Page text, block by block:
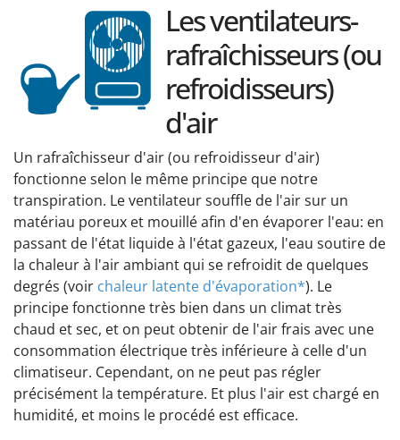
Les ventilateurs-
rafraîchisseurs (ou
refroidisseurs)
d'air
Un rafraîchisseur d'air (ou refroidisseur d'air)
fonctionne selon le même principe que notre
transpiration. Le ventilateur souffle de l'air sur un
matériau poreux et mouillé afin d'en évaporer l'eau: en
passant de l'état liquide à l'état gazeux, l'eau soutire de
la chaleur à l'air ambiant qui se refroidit de quelques
degrés (voir chaleur latente d'évaporation*). Le
principe fonctionne très bien dans un climat très
chaud et sec, et on peut obtenir de l'air frais avec une
consommation électrique très inférieure à celle d'un
climatiseur. Cependant, on ne peut pas régler
précisément la température. Et plus l'air est chargé en
humidité, et moins le procédé est efficace.